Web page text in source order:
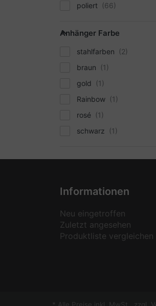
poliert
Anhänger Farbe
stahlfarben
braun
gold
Rainbow
rosé
schwarz
Informationen
Neu eingetroffen
Zuletzt angesehen
Produktliste vergleichen